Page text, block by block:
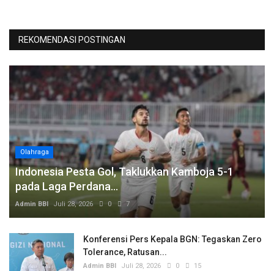
REKOMENDASI POSTINGAN
Olahraga
Indonesia Pesta Gol, Taklukkan Kamboja 5-1
pada Laga Perdana...
Admin BBI Juli 28, 2026 0 7
Konferensi Pers Kepala BGN: Tegaskan Zero
Tolerance, Ratusan...
Admin BBI Juli 28, 2026 0 15